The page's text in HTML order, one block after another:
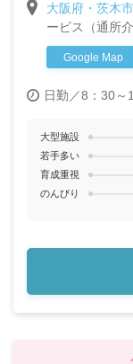
したい方や、
大阪府・茨木市
ービス（通所介
Google Map
日勤／8：30～
大型施設
若手多い
育成重視
のんびり